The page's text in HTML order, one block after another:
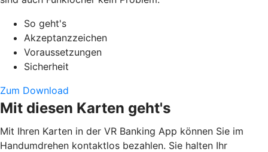
So geht's
Akzeptanzzeichen
Voraussetzungen
Sicherheit
Zum Download
Mit diesen Karten geht's
Mit Ihren Karten in der VR Banking App können Sie im
Handumdrehen kontaktlos bezahlen. Sie halten Ihr